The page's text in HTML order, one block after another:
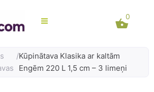
0
/Kūpinātava Klasika ar kaltām
Engēm 220 L 1,5 cm – 3 limeņi